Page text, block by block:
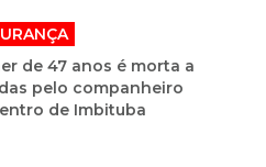
de 47 anos é morta a
pelo companheiro
de Imbituba